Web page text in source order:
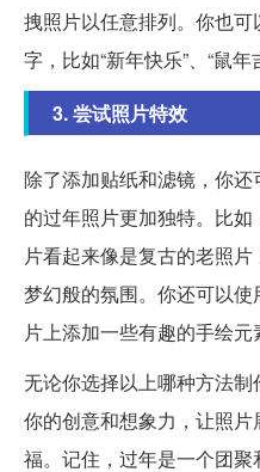
拽照片以任意排列。你也
字，比如“新年快乐”、“鼠
3. 尝试照片特效
除了添加贴纸和滤镜，你
的过年照片更加独特。比
片看起来像是复古的老照
梦幻般的氛围。你还可以
片上添加一些有趣的手绘元
无论你选择以上哪种方法
你的创意和想象力，让照
福。记住，过年是一个团